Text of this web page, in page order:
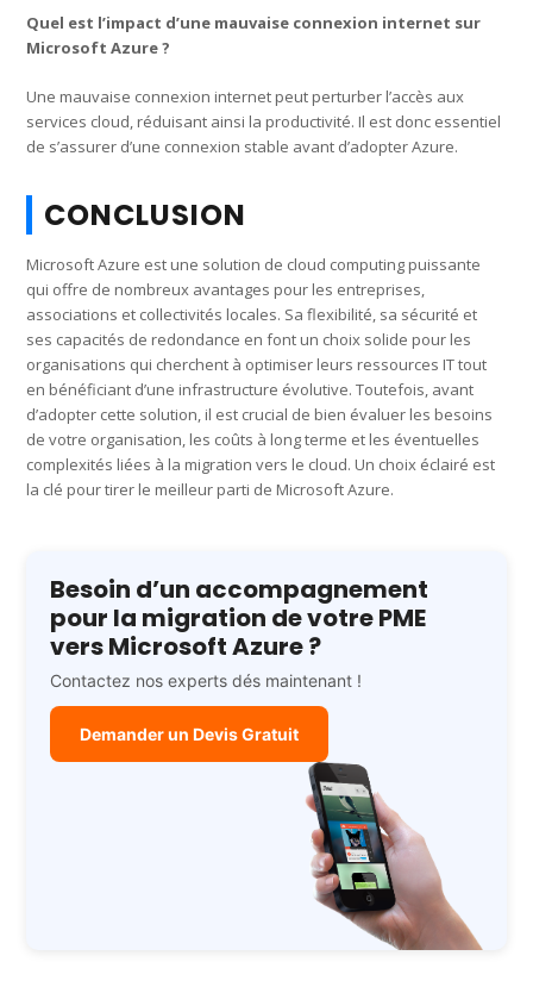
Quel est l’impact d’une mauvaise connexion internet sur
Microsoft Azure ?
Une mauvaise connexion internet peut perturber l’accès aux
services cloud, réduisant ainsi la productivité. Il est donc essentiel
de s’assurer d’une connexion stable avant d’adopter Azure.
CONCLUSION
Microsoft Azure est une solution de cloud computing puissante
qui offre de nombreux avantages pour les entreprises,
associations et collectivités locales. Sa flexibilité, sa sécurité et
ses capacités de redondance en font un choix solide pour les
organisations qui cherchent à optimiser leurs ressources IT tout
en bénéficiant d’une infrastructure évolutive. Toutefois, avant
d’adopter cette solution, il est crucial de bien évaluer les besoins
de votre organisation, les coûts à long terme et les éventuelles
complexités liées à la migration vers le cloud. Un choix éclairé est
la clé pour tirer le meilleur parti de Microsoft Azure.
Besoin d’un accompagnement
pour la migration de votre PME
vers Microsoft Azure ?
Contactez nos experts dés maintenant !
Demander un Devis Gratuit